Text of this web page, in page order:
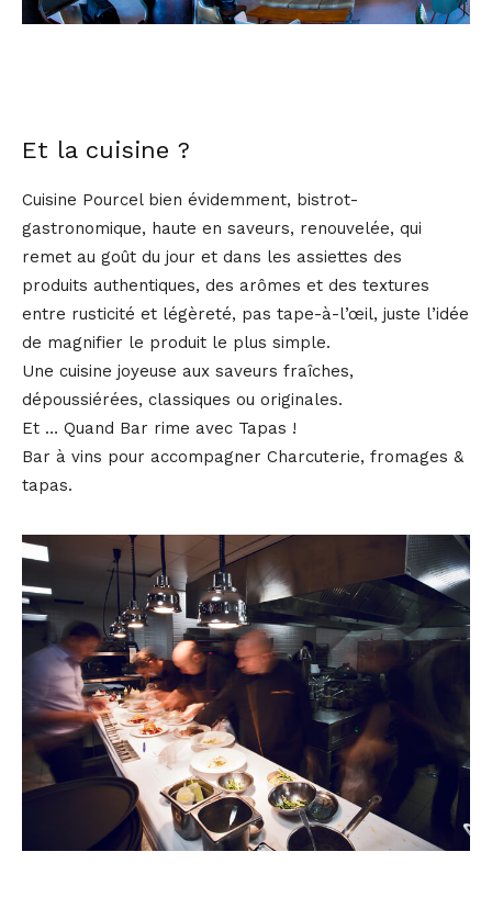
Et la cuisine ?
Cuisine Pourcel bien évidemment, bistrot-
gastronomique, haute en saveurs, renouvelée, qui
remet au goût du jour et dans les assiettes des
produits authentiques, des arômes et des textures
entre rusticité et légèreté, pas tape-à-l’œil, juste l’idée
de magnifier le produit le plus simple.
Une cuisine joyeuse aux saveurs fraîches,
dépoussiérées, classiques ou originales.
Et … Quand Bar rime avec Tapas !
Bar à vins pour accompagner Charcuterie, fromages &
tapas.